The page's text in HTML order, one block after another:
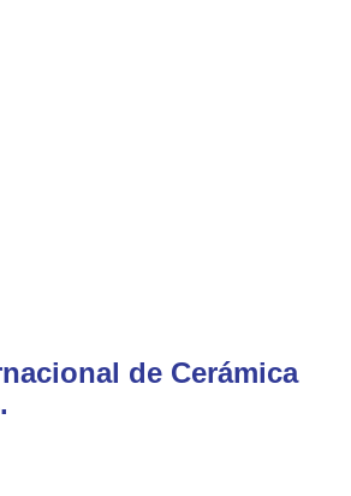
de Cerámica